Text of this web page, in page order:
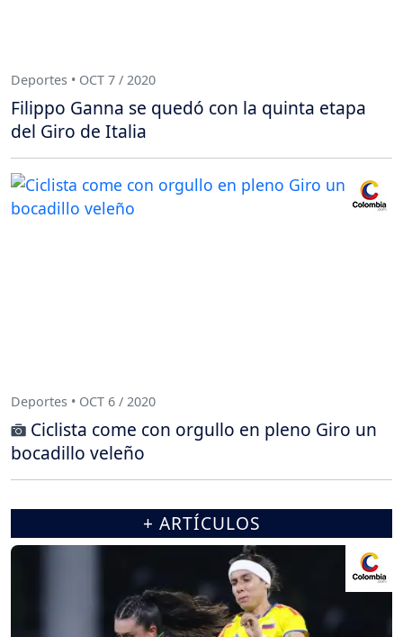
Deportes • OCT 7 / 2020
Filippo Ganna se quedó con la quinta etapa
del Giro de Italia
Deportes • OCT 6 / 2020
Ciclista come con orgullo en pleno Giro un
bocadillo veleño
+ ARTÍCULOS